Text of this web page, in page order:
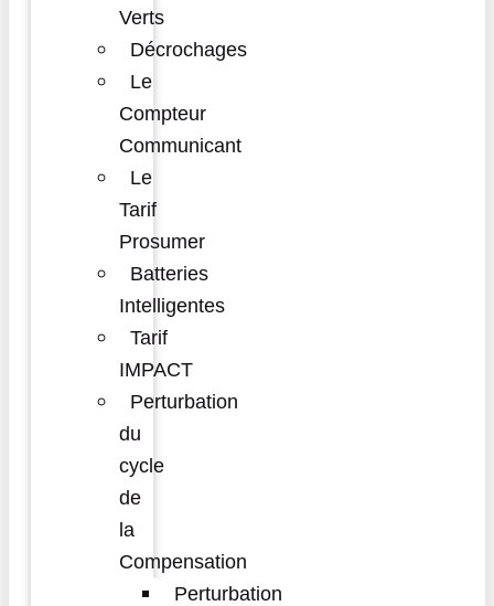
Verts
Décrochages
Le
Compteur
Communicant
Le
Tarif
Prosumer
Batteries
Intelligentes
Tarif
IMPACT
Perturbation
du
cycle
de
la
Compensation
Perturbation